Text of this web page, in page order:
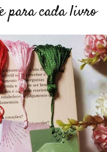
para cada livro